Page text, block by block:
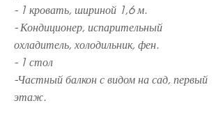
- 1 кровать, шириной 1,6 м.
- Кондиционер, испарительный
охладитель, холодильник, фен.
- 1 стол
-Частный балкон с видом на сад, первый
этаж.